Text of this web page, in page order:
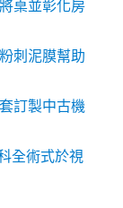
桌並彰化房
刺泥膜幫助
訂製中古機
全術式於視